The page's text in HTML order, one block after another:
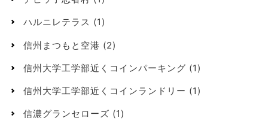
ハルニレテラス (1)
信州まつもと空港 (2)
信州大学工学部近くコインパーキング (1)
信州大学工学部近くコインランドリー (1)
信濃グランセローズ (1)